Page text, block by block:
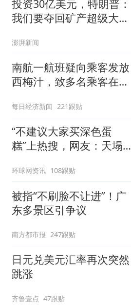
投资30亿美元，特朗普：
我们要夺回矿产超级大国
澎湃新闻
南航一航班疑向乘客发放
西梅汁，致多名乘客在飞
客：机上100多人只有2个
厕所；客服回应：并非每
架飞机都会发放西梅汁
每日经济新闻 221跟贴
“不建议大家买深色蛋
糕”上热搜，网友：天塌
环球网资讯 108跟贴
被指“不刷脸不让进”！广
东多景区引争议
南方都市报 247跟贴
日元兑美元汇率再次突然
跳涨
齐鲁壹点 47跟贴